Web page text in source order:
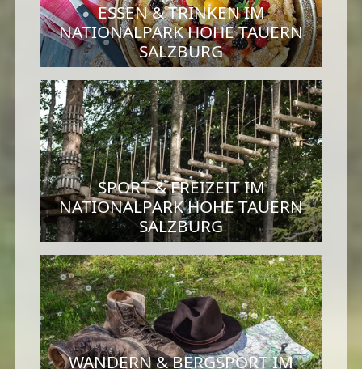
ESSEN & TRINKEN IM
NATIONALPARK HOHE TAUERN
SALZBURG
SPORT & FREIZEIT IM
NATIONALPARK HOHE TAUERN
SALZBURG
WANDERN & BERGSPORT IM